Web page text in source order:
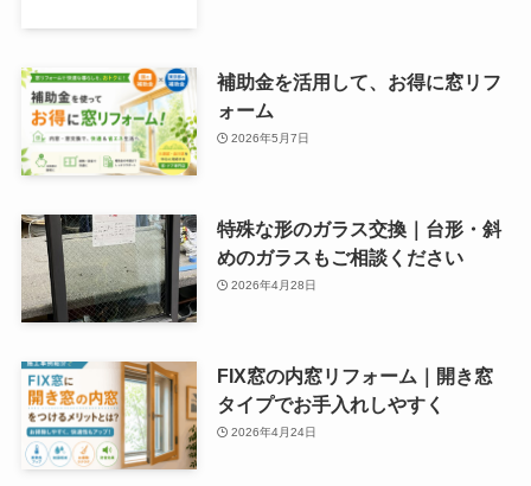
補助金を活用して、お得に窓リフ
ォーム
2026年5月7日
特殊な形のガラス交換｜台形・斜
めのガラスもご相談ください
2026年4月28日
FIX窓の内窓リフォーム｜開き窓
タイプでお手入れしやすく
2026年4月24日